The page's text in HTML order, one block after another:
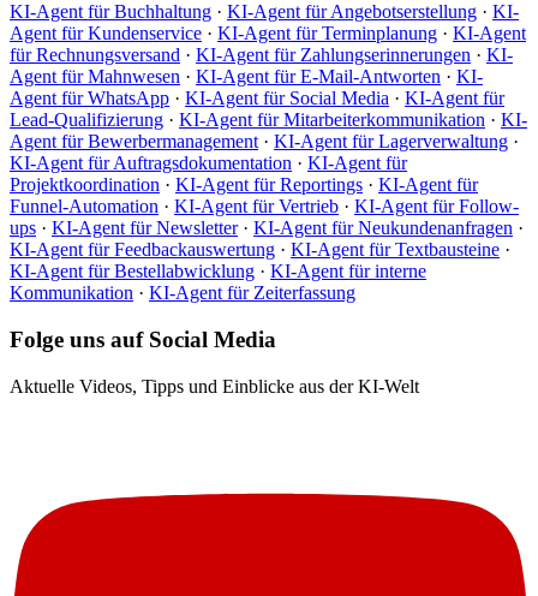
KI-Agent für Buchhaltung · KI-Agent für Angebotserstellung · KI-
Agent für Kundenservice · KI-Agent für Terminplanung · KI-Agent
für Rechnungsversand · KI-Agent für Zahlungserinnerungen · KI-
Agent für Mahnwesen · KI-Agent für E-Mail-Antworten · KI-
Agent für WhatsApp · KI-Agent für Social Media · KI-Agent für
Lead-Qualifizierung · KI-Agent für Mitarbeiterkommunikation · KI-
Agent für Bewerbermanagement · KI-Agent für Lagerverwaltung ·
KI-Agent für Auftragsdokumentation · KI-Agent für
Projektkoordination · KI-Agent für Reportings · KI-Agent für
Funnel-Automation · KI-Agent für Vertrieb · KI-Agent für Follow-
ups · KI-Agent für Newsletter· KI-Agent für Neukundenanfragen ·
KI-Agent für Feedbackauswertung · KI-Agent für Textbausteine ·
KI-Agent für Bestellabwicklung · KI-Agent für interne
Kommunikation · KI-Agent für Zeiterfassung
Folge uns auf Social Media
Aktuelle Videos, Tipps und Einblicke aus der KI-Welt